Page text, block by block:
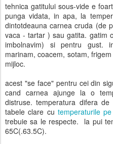
tehnica gatitului sous-vide e
punga vidata, in apa, la
dintotdeauna carnea cruda (de
vaca - tartar ) sau gatita. gatim
imbolnavim) si pentru gust.
marinam, coacem, sotam,
mijloc.
acest "se face" pentru cei din
cand carnea ajunge la o
distruse. temperatura difera
tabele clare cu temperaturile
trebuie sa le respecte. la pui
65C(.63.5C).